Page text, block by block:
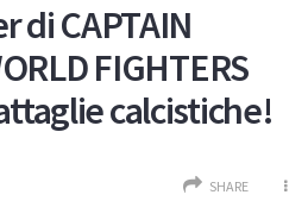
di CAPTAIN
FIGHTERS
calcistiche!
SHARE